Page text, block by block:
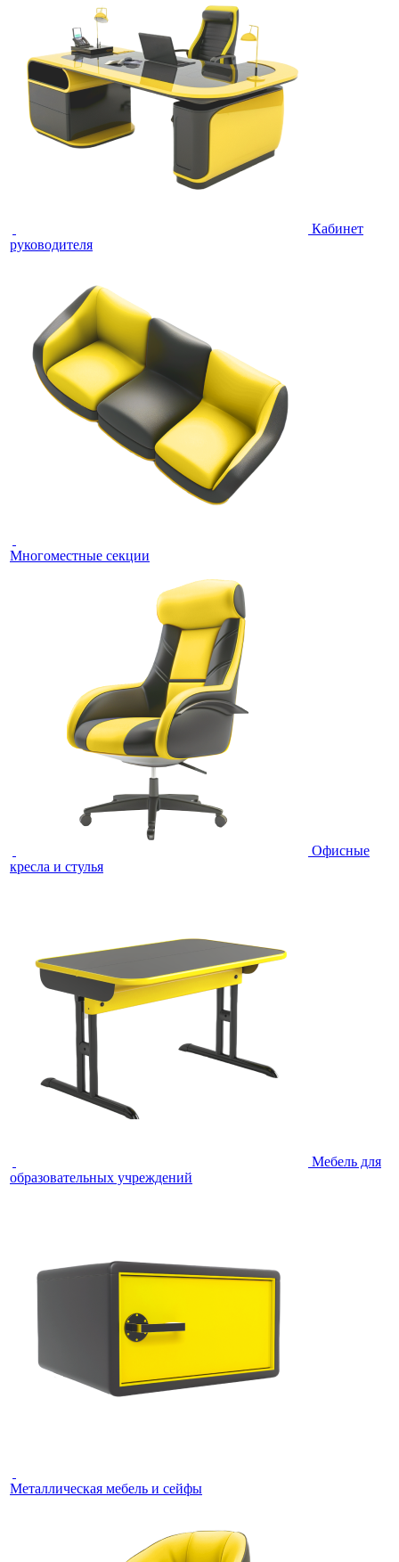
Кабинет
руководителя
Многоместные секции
Офисные
кресла и стулья
Мебель для
образовательных учреждений
Металлическая мебель и сейфы